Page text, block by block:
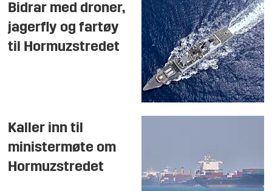
Bidrar med droner,
jagerfly og fartøy
til Hormuzstredet
Kaller inn til
ministermøte om
Hormuzstredet